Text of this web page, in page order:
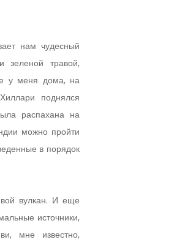
нам чудесный
зеленой травой,
у меня дома, на
поднялся
распахана на
можно пройти
в порядок
вулкан. И еще
источники,
мне известно,